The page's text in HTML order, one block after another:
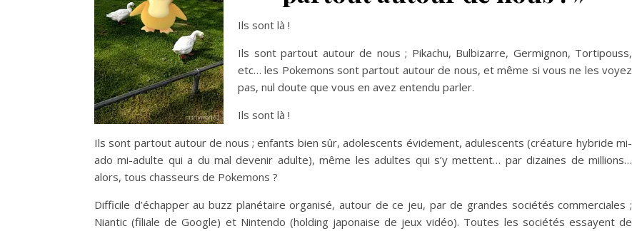
Ils sont là !
Ils sont partout autour de nous ; Pikachu, Bulbizarre, Germignon, Tortipouss,
etc… les Pokemons sont partout autour de nous, et même si vous ne les voyez
pas, nul doute que vous en avez entendu parler.
Ils sont là !
Ils sont partout autour de nous ; enfants bien sûr, adolescents évidement, adulescents (créature hybride mi-
ado mi-adulte qui a du mal devenir adulte), même les adultes qui s’y mettent… par dizaines de millions…
alors, tous chasseurs de Pokemons ?
Difficile d’échapper au buzz planétaire organisé, autour de ce jeu, par de grandes sociétés commerciales ;
Niantic (filiale de Google) et Nintendo (holding japonaise de jeux vidéo). Toutes les sociétés essayent de